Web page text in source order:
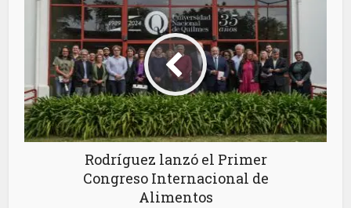
Rodríguez lanzó el Primer
Congreso Internacional de
Alimentos